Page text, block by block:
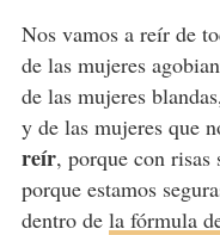
Nos vamos a reír de
de las mujeres
de las mujeres
y de las mujeres que
reír, porque con
porque estamos
dentro de la fórmula